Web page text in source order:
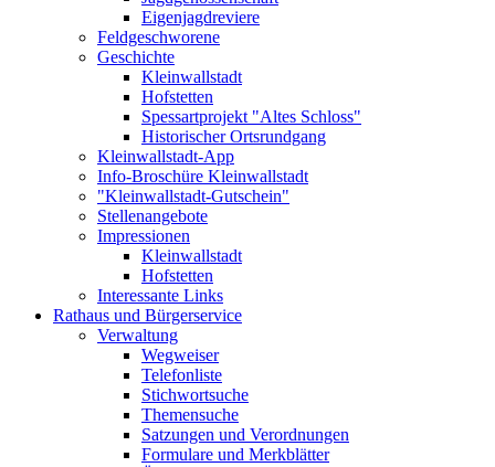
Eigenjagdreviere
Feldgeschworene
Geschichte
Kleinwallstadt
Hofstetten
Spessartprojekt "Altes Schloss"
Historischer Ortsrundgang
Kleinwallstadt-App
Info-Broschüre Kleinwallstadt
"Kleinwallstadt-Gutschein"
Stellenangebote
Impressionen
Kleinwallstadt
Hofstetten
Interessante Links
Rathaus und Bürgerservice
Verwaltung
Wegweiser
Telefonliste
Stichwortsuche
Themensuche
Satzungen und Verordnungen
Formulare und Merkblätter